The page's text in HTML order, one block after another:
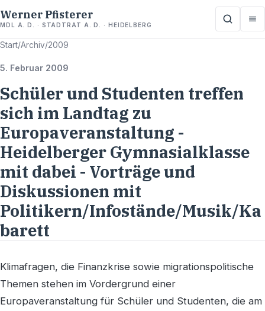
Werner Pfisterer
MDL A. D. · STADTRAT A. D. · HEIDELBERG
Start/Archiv/2009
5. Februar 2009
Schüler und Studenten treffen
sich im Landtag zu
Europaveranstaltung -
Heidelberger Gymnasialklasse
mit dabei - Vorträge und
Diskussionen mit
Politikern/Infostände/Musik/Ka
barett
Klimafragen, die Finanzkrise sowie migrationspolitische
Themen stehen im Vordergrund einer
Europaveranstaltung für Schüler und Studenten, die am